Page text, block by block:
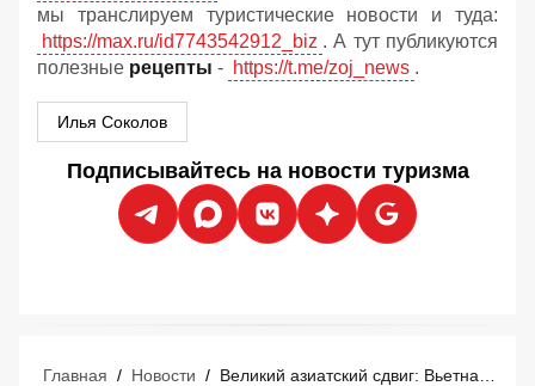
мы транслируем туристические новости и туда:
https://max.ru/id7743542912_biz . А тут публикуются
полезные рецепты - https://t.me/zoj_news .
Илья Соколов
Подписывайтесь на новости туризма
Главная / Новости /